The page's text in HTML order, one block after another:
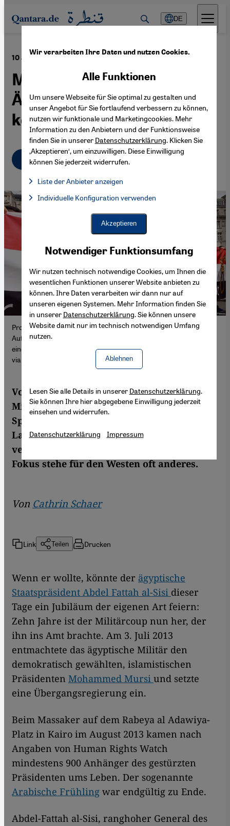
Direkt zum Inhalt springen
DE
10 Jahre al-Sisi-Regime in Ägypten ·07.07.2023
Menschenrechte für
Ägyptens westliche Partner
kein Thema?
Deutsch English عربي
Protestierende mit Handschellen neben einem Banner mit der
Aufschrift "Stop Executions for Political Reasons in Egypt" bei
einer Demonstration in London (Foto: Vuk Valcic/SOPA Images
via ZUMA Wire/picture alliance)
Vor zehn Jahren ergriff das ägyptische
Militär mit Abdel Fattah al-Sisi an der
Spitze die Macht. Seitdem habe sich die
Lage der Bürgerrechte weiter
verschlechtert, so Aktivisten - doch im
Fokus stehe für den Westen oft anderes.
Von Cathrin Schaer
Link Teilen Drucken
Wenn er wollte, könnte der ägyptische
Staatspräsident Abdel Fattah al-Sisi dieser
Tage ein Jubiläum der eigenen Art feiern:
Zehn Jahre ist der Militärcoup nun her, der
ihn ins Amt brachte. Am 3. Juli 2013
entmachtete das ägyptische Militär den
demokratisch gewählten, islamistischen
Präsidenten Mohammed Mursi und setzte
eine Übergangsregierung ein.
Beim Massaker auf dem Rabeya al Adawiya-
Platz in Kairo im August 2013 kamen nach
Angaben von Human Rights Watch
mindestens 900 Anhänger des gestürzten
Präsidenten ums Leben. Der sogenannte
Arabische Frühling war endgültig zu Ende.
Abdel-Fattah al-Sisi, ranghoher General des
Wir verarbeiten Ihre Daten und nutzen Cookies.
Notwendiger Funktionsumfang
Wir nutzen technisch notwendige Cookies, um Ihnen die
wesentlichen Funktionen unserer Website anbieten zu
können. Ihre Daten verarbeiten wir dann nur auf
unseren eigenen Systemen. Mehr Information finden Sie
in unserer Datenschutzerklärung. Sie können unsere
Website damit nur im technisch notwendigen Umfang
nutzen.
Ablehnen
Alle Funktionen
Um unsere Webseite für Sie optimal zu gestalten und
unser Angebot für Sie fortlaufend verbessern zu können,
nutzen wir funktionale und Marketingcookies. Mehr
Information zu den Anbietern und der Funktionsweise
finden Sie in unserer Datenschutzerklärung. Klicken Sie
‚Akzeptieren‘, um einzuwilligen. Diese Einwilligung
können Sie jederzeit widerrufen.
Liste der Anbieter anzeigen
Facebook Embed / Facebook Connect, Google Maps Embed,
Facebook Embed / Facebook Connect
Google Maps Embed
Individuelle Konfiguration verwenden
Akzeptieren
Lesen Sie alle Details in unserer Datenschutzerklärung.
Sie können Ihre hier abgegebene Einwilligung jederzeit
einsehen und widerrufen.
Datenschutzerklärung Impressum